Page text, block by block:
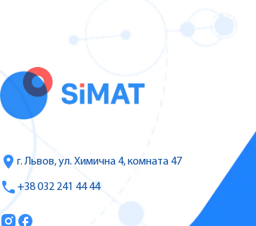
г. Львов, ул. Химична 4, комната 47
+38 032 241 44 44